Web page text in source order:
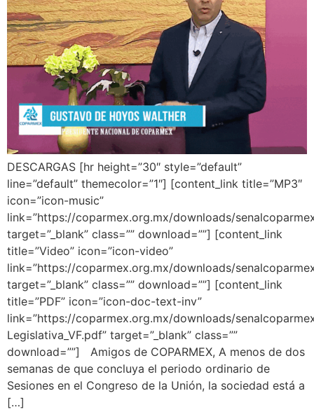
DESCARGAS [hr height=”30″ style=”default”
line=”default” themecolor=”1″] [content_link title=”MP3″
icon=”icon-music”
link=”https://coparmex.org.mx/downloads/
target=”_blank” class=”” download=””] [content_link
title=”Video” icon=”icon-video”
link=”https://coparmex.org.mx/downloads/
target=”_blank” class=”” download=””] [content_link
title=”PDF” icon=”icon-doc-text-inv”
link=”https://coparmex.org.mx/downloads/
Legislativa_VF.pdf” target=”_blank” class=””
download=””] Amigos de COPARMEX, A menos de dos
semanas de que concluya el periodo ordinario de
Sesiones en el Congreso de la Unión, la sociedad está a
[…]